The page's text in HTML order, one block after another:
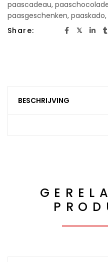
paascadeau,
paasgeschenken, paaskado,
Share:
BESCHRIJVING